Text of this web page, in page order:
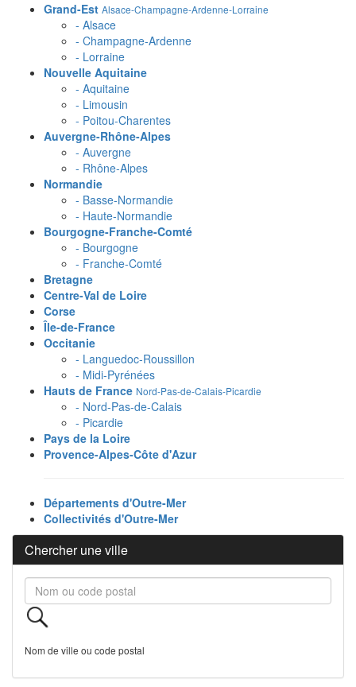
Grand-Est Alsace-Champagne-Ardenne-Lorraine
- Alsace
- Champagne-Ardenne
- Lorraine
Nouvelle Aquitaine
- Aquitaine
- Limousin
- Poitou-Charentes
Auvergne-Rhône-Alpes
- Auvergne
- Rhône-Alpes
Normandie
- Basse-Normandie
- Haute-Normandie
Bourgogne-Franche-Comté
- Bourgogne
- Franche-Comté
Bretagne
Centre-Val de Loire
Corse
Île-de-France
Occitanie
- Languedoc-Roussillon
- Midi-Pyrénées
Hauts de France Nord-Pas-de-Calais-Picardie
- Nord-Pas-de-Calais
- Picardie
Pays de la Loire
Provence-Alpes-Côte d'Azur
Départements d'Outre-Mer
Collectivités d'Outre-Mer
Chercher une ville
Nom de ville ou code postal